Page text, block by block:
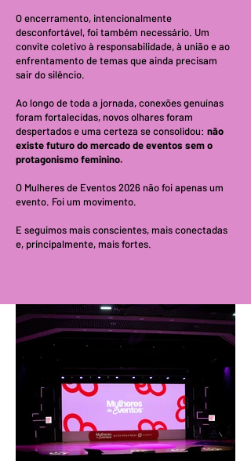
O encerramento, intencionalmente
desconfortável, foi também necessário. Um
convite coletivo à responsabilidade, à união e ao
enfrentamento de temas que ainda precisam
sair do silêncio.
Ao longo de toda a jornada, conexões genuínas
foram fortalecidas, novos olhares foram
despertados e uma certeza se consolidou: não
existe futuro do mercado de eventos sem o
protagonismo feminino.
O Mulheres de Eventos 2026 não foi apenas um
evento. Foi um movimento.
E seguimos mais conscientes, mais conectadas
e, principalmente, mais fortes.